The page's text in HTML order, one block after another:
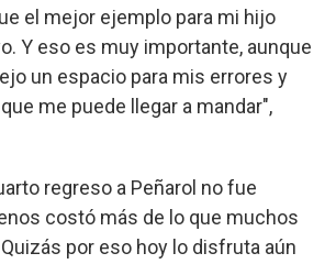
el mejor ejemplo para mi hijo
Y eso es muy importante, aunque
un espacio para mis errores y
me puede llegar a mandar",
regreso a Peñarol no fue
costó más de lo que muchos
por eso hoy lo disfruta aún